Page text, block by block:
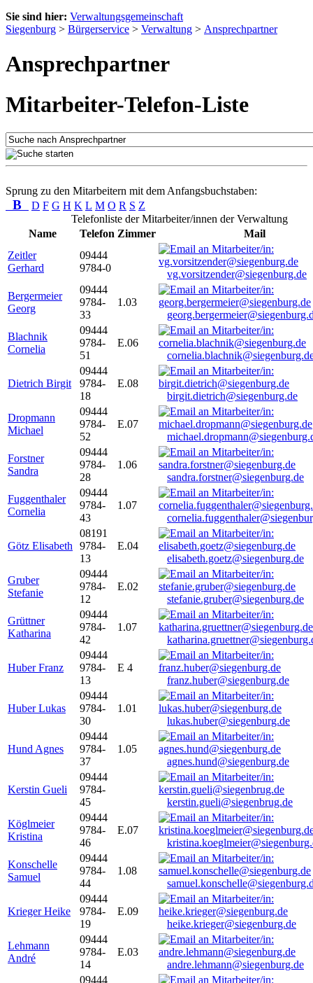
Sie sind hier: Verwaltungsgemeinschaft
Siegenburg > Bürgerservice > Verwaltung > Ansprechpartner
Ansprechpartner
Mitarbeiter-Telefon-Liste
Sprung zu den Mitarbeitern mit dem Anfangsbuchstaben:
B D F G H K L M O R S Z
Telefonliste der Mitarbeiter/innen der Verwaltung
Name
Telefon Zimmer
Mail
Zeitler
Gerhard
09444
9784-0
vg.vorsitzender@siegenburg.de
Bergermeier
Georg
09444
9784-
33
1.03
Blachnik
Cornelia
09444
9784-
51
E.06
Dietrich Birgit
09444
9784-
18
E.08
birgit.dietrich@siegenburg.de
Dropmann
Michael
09444
9784-
52
E.07
Forstner
Sandra
09444
9784-
28
1.06
sandra.forstner@siegenburg.de
Fuggenthaler
Cornelia
09444
9784-
43
1.07
Götz Elisabeth
08191
9784-
13
E.04
elisabeth.goetz@siegenburg.de
Gruber
Stefanie
09444
9784-
12
E.02
stefanie.gruber@siegenburg.de
Grüttner
Katharina
09444
9784-
42
1.07
Huber Franz
09444
9784-
13
E 4
franz.huber@siegenburg.de
Huber Lukas
09444
9784-
30
1.01
lukas.huber@siegenburg.de
Hund Agnes
09444
9784-
37
1.05
agnes.hund@siegenburg.de
Kerstin Gueli
09444
9784-
45
kerstin.gueli@siegenbrug.de
Köglmeier
Kristina
09444
9784-
46
E.07
Konschelle
Samuel
09444
9784-
44
1.08
Krieger Heike
09444
9784-
19
E.09
heike.krieger@siegenburg.de
Lehmann
André
09444
9784-
14
E.03
andre.lehmann@siegenburg.de
09444